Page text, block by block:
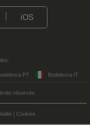
iOS
PT Bodeboca IT
réservés
| Cookies